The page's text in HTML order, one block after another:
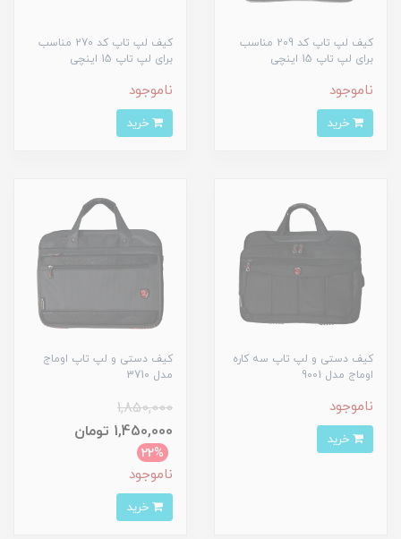
کیف لپ تاپ کد 209 مناسب
برای لپ تاپ 15 اینچی
ناموجود
کیف لپ تاپ کد 270 مناسب
برای لپ تاپ 15 اینچی
ناموجود
کیف دستی و لپ تاپ سه کاره
اوماج مدل 9001
ناموجود
کیف دستی و لپ تاپ اوماج
مدل 3710
1,850,000
1,450,000 تومان
22%
ناموجود